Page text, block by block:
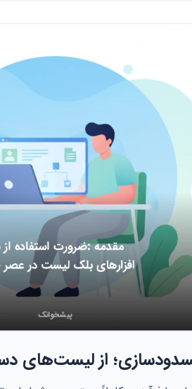
از لیست‌های